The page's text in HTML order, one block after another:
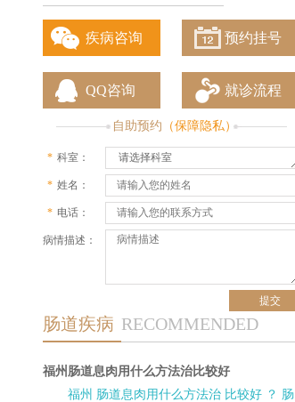
疾病咨询 预约挂号
QQ咨询 就诊流程
自助预约 （保障隐私）
请选择科室
* 科室：
* 姓名：
* 电话：
病情描述：
肠道疾病 RECOMMENDED
福州肠道息肉用什么方法治比较好
福州 肠道息肉用什么方法治 比较好 ？ 肠